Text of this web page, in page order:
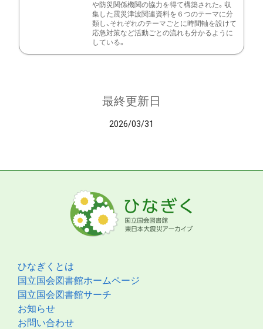
や防災関係機関の協力を得て構築された。収
集した震災津波関連資料を６つのテーマに分
類し、それぞれのテーマごとに時間軸を設けて
応急対策など活動ごとの流れも分かるように
している。
最終更新日
2026/03/31
ひなぎくとは
国立国会図書館ホームページ
国立国会図書館サーチ
お知らせ
お問い合わせ